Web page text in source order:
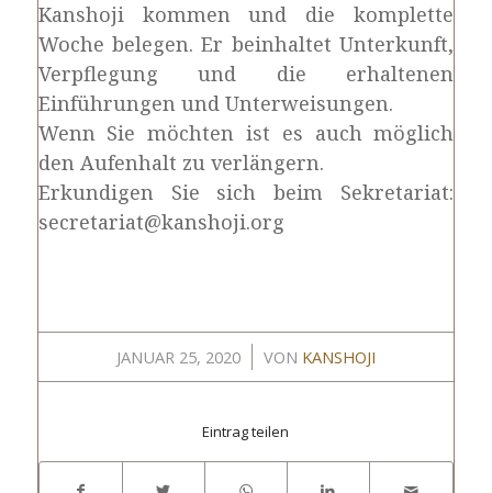
Kanshoji kommen und die komplette
Woche belegen. Er beinhaltet Unterkunft,
Verpflegung und die erhaltenen
Einführungen und Unterweisungen.
Wenn Sie möchten ist es auch möglich
den Aufenhalt zu verlängern.
Erkundigen Sie sich beim Sekretariat:
secretariat@kanshoji.org
JANUAR 25, 2020
/ VON KANSHOJI
Eintrag teilen